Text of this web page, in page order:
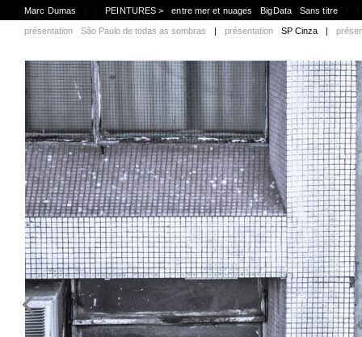
Marc Dumas PEINTURES > entre mer et nuages BigData Sans titre
présentation São Paulo de todas as sombras | présentation SP Cinza |